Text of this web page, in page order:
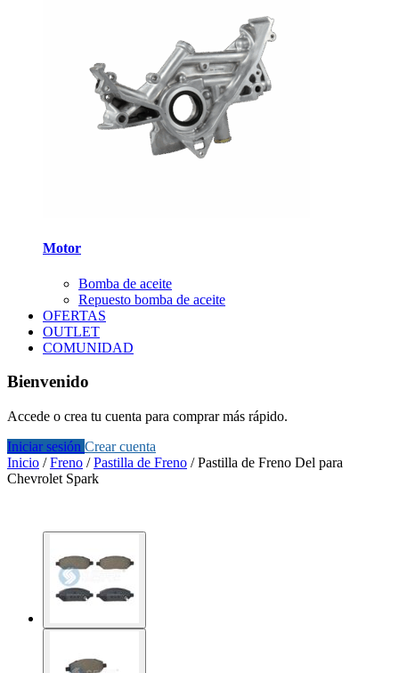
Motor
Bomba de aceite
Repuesto bomba de aceite
OFERTAS
OUTLET
COMUNIDAD
Bienvenido
Accede o crea tu cuenta para comprar más rápido.
Iniciar sesión Crear cuenta
Inicio /Freno /Pastilla de Freno /Pastilla de Freno Del para
Chevrolet Spark